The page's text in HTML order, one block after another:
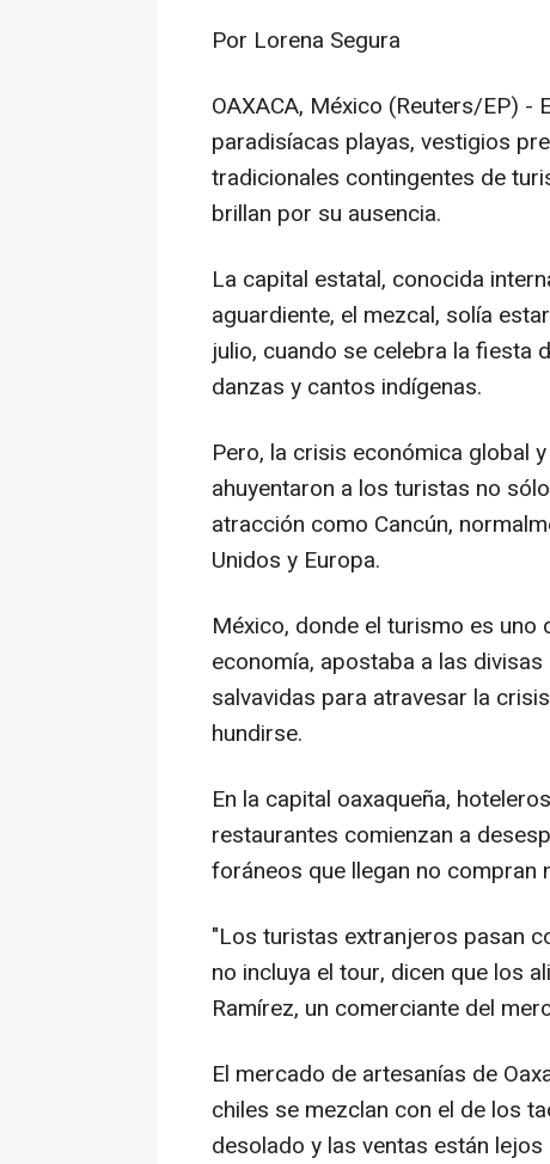
Por Lorena Segura
OAXACA, México (Reuters/EP) -
paradisíacas playas, vestigios
tradicionales contingentes de
brillan por su ausencia.
La capital estatal, conocida
aguardiente, el mezcal, solía
julio, cuando se celebra la fiesta
danzas y cantos indígenas.
Pero, la crisis económica global
ahuyentaron a los turistas no
atracción como Cancún,
Unidos y Europa.
México, donde el turismo es
economía, apostaba a las
salvavidas para atravesar la
hundirse.
En la capital oaxaqueña,
restaurantes comienzan a
foráneos que llegan no compran
"Los turistas extranjeros pasan
no incluya el tour, dicen que los
Ramírez, un comerciante del
El mercado de artesanías de
chiles se mezclan con el de los
desolado y las ventas están